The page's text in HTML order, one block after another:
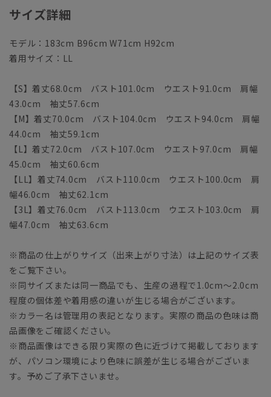
サイズ詳細
モデル：183cm B96cm W71cm H92cm
着用サイズ：LL
【S】着丈68.0cm バスト101.0cm ウエスト91.0cm 肩幅
43.0cm 袖丈57.6cm
【M】着丈70.0cm バスト104.0cm ウエスト94.0cm 肩幅
44.0cm 袖丈59.1cm
【L】着丈72.0cm バスト107.0cm ウエスト97.0cm 肩幅
45.0cm 袖丈60.6cm
【LL】着丈74.0cm バスト110.0cm ウエスト100.0cm 肩
幅46.0cm 袖丈62.1cm
【3L】着丈76.0cm バスト113.0cm ウエスト103.0cm 肩
幅47.0cm 袖丈63.6cm
※商品の仕上がりサイズ（出来上がり寸法）は上記のサイズ表
をご覧下さい。
※同サイズまたは同一商品でも、生産の過程で1.0cm～2.0cm
程度の個体差や着用感の違いが生じる場合がございます。
※カラー名は管理用の表記となります。実際の商品の色味は商
品画像をご確認ください。
※商品画像はできる限り実際の色に近づけて掲載しております
が、パソコン環境により色味に誤差が生じる場合がございま
す。予めご了承下さいませ。